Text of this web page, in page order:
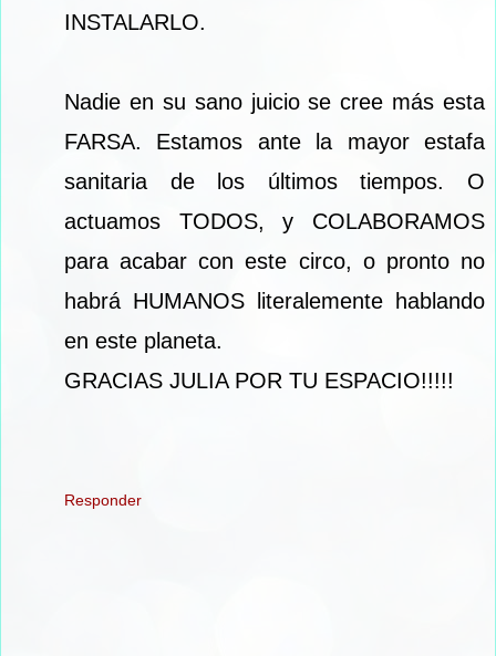
INSTALARLO.
Nadie en su sano juicio se cree más esta
FARSA. Estamos ante la mayor estafa
sanitaria de los últimos tiempos. O
actuamos TODOS, y COLABORAMOS
para acabar con este circo, o pronto no
habrá HUMANOS literalemente hablando
en este planeta.
GRACIAS JULIA POR TU ESPACIO!!!!!
Responder